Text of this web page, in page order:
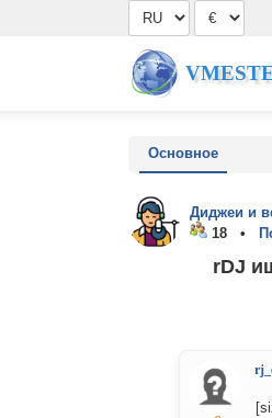
Основное
Диджеи и
18 •
rDJ